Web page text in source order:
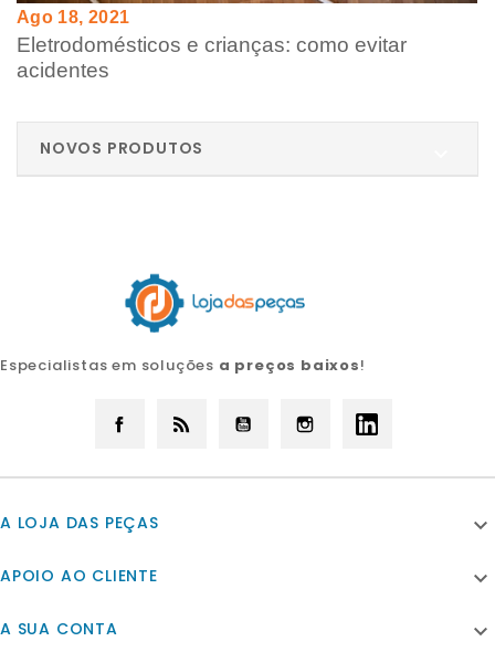
Ago 18, 2021
Eletrodomésticos e crianças: como evitar
acidentes
NOVOS PRODUTOS
Especialistas em soluções a preços baixos!
Facebook YouTube Instagram
A LOJA DAS PEÇAS 
APOIO AO CLIENTE 
A SUA CONTA 